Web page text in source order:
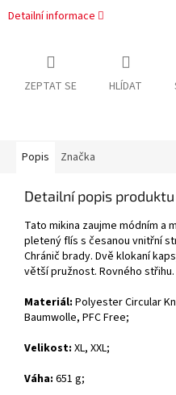
Detailní informace
ZEPTAT SE HLÍDAT
Popis Značka
Detailní popis produktu
Tato mikina zaujme módním a
pletený flís s česanou vnitřní
Chránič brady. Dvě klokaní
větší pružnost. Rovného střihu.
Materiál: Polyester Circular
Baumwolle, PFC Free;
Velikost: XL, XXL;
Váha: 651 g;